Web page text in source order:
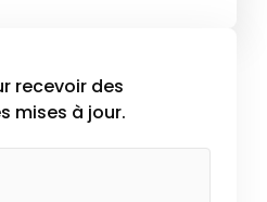
avec des solutions
vos créations […]
recevoir des
mises à jour.